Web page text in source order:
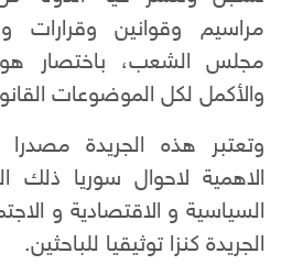
مراسيم وقوانين وقرارات
مجلس الشعب، باختصار هو
والأكمل لكل الموضوعات
وتعتبر هذه الجريدة مصدرا
الاهمية لاحوال سوريا ذلك
السياسية و الاقتصادية و
الجريدة كنزا توثيقيا للباحثين.